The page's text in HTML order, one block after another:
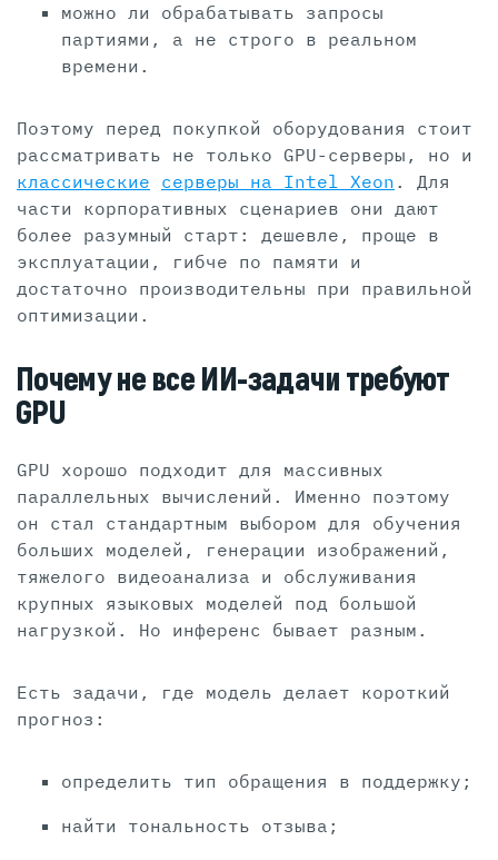
можно ли обрабатывать запросы
партиями, а не строго в реальном
времени.
Поэтому перед покупкой оборудования стоит
рассматривать не только GPU-серверы, но и
классические серверы на Intel Xeon . Для
части корпоративных сценариев они дают
более разумный старт: дешевле, проще в
эксплуатации, гибче по памяти и
достаточно производительны при правильной
оптимизации.
Почему не все ИИ-задачи требуют
GPU
GPU хорошо подходит для массивных
параллельных вычислений. Именно поэтому
он стал стандартным выбором для обучения
больших моделей, генерации изображений,
тяжелого видеоанализа и обслуживания
крупных языковых моделей под большой
нагрузкой. Но инференс бывает разным.
Есть задачи, где модель делает короткий
прогноз:
определить тип обращения в поддержку;
найти тональность отзыва;